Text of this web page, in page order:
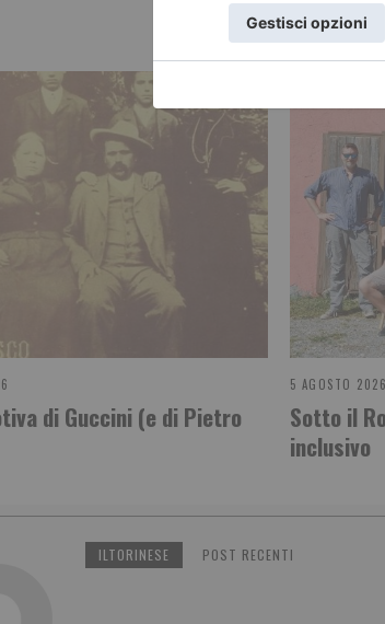
di Guccini (e di Pietro
5 AGOSTO 2026
Sotto il
inclusivo
ILTORINESE POST RECENTI